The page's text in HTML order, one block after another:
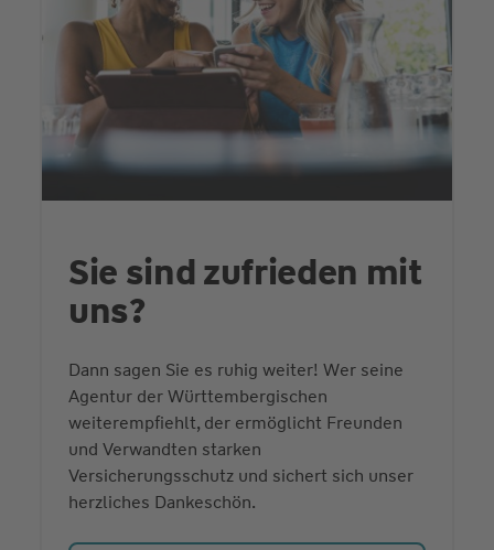
Sie sind zufrieden mit
uns?
Dann sagen Sie es ruhig weiter! Wer seine
Agentur der Württembergischen
weiterempfiehlt, der ermöglicht Freunden
und Verwandten starken
Versicherungsschutz und sichert sich unser
herzliches Dankeschön.